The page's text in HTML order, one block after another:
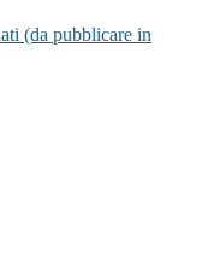
(da pubblicare in